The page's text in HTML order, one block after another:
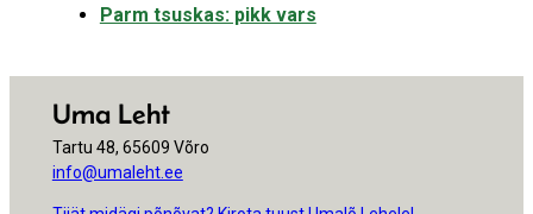
Parm tsuskas: pikk vars
Uma Leht
Tartu 48, 65609 Võro
info@umaleht.ee